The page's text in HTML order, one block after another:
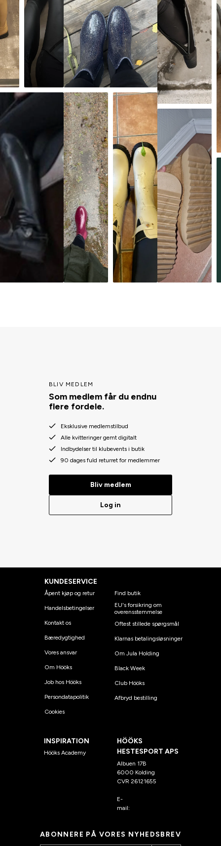
BLIV MEDLEM
Som medlem får du endnu
flere fordele.
Eksklusive medlemstilbud
Alle kvitteringer gemt digitalt
Indbydelser til klubevents i butik
90 dages fuld returret for medlemmer
Bliv medlem
Log in
KUNDESERVICE
Åpent kjøp og retur
Handelsbetingelser
Kontakt os
Bæredygtighed
Vores ansvar
Om Hööks
Job hos Hööks
Persondatapolitik
Cookies
Find butik
EU's forsikring om
overensstemmelse
Oftest stillede spørgsmål
Klarnas betalingsløsninger
Om Jula Holding
Black Week
Club Hööks
Afbryd bestilling
INSPIRATION
Hööks Academy
HÖÖKS
HESTESPORT APS
Albuen 17B
6000 Kolding
CVR 26121655
E-
mail:
ABONNERE PÅ VORES NYHEDSBREV